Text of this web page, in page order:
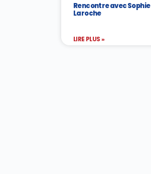
Rencontre avec Sophie
Laroche
LIRE PLUS »